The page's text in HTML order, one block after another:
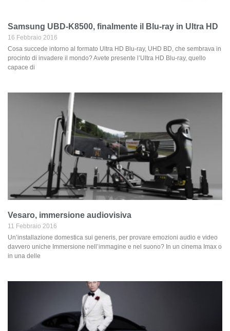
Samsung UBD‑K8500, finalmente il Blu-ray in Ultra HD
16 Febbraio 2016
Cosa succede intorno al formato Ultra HD Blu-ray, UHD BD, che sembrava in
procinto di invadere il mondo? Avete presente l’Ultra HD Blu-ray, quello
capace di
Vesaro, immersione audiovisiva
11 Febbraio 2016
Un’installazione domestica sui generis, per provare emozioni audio e video
davvero uniche Immersione nell’immagine e nel suono? In un cinema Imax o
in una delle